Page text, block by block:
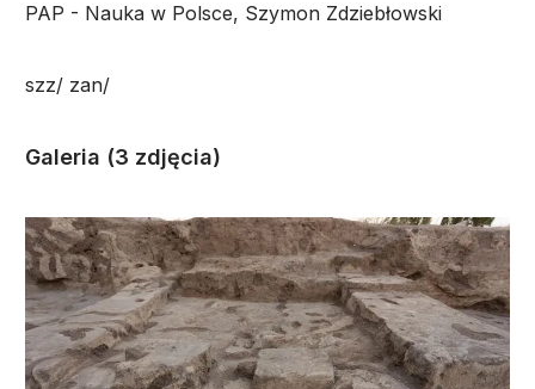
PAP - Nauka w Polsce, Szymon Zdziebłowski
szz/ zan/
Galeria (3 zdjęcia)